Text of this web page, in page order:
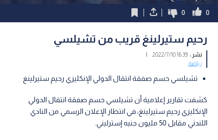
0
0
رحيم ستيرلينغ قريب من تشيلسي
نشر :16:39 2022/7/10
|
رياضة
تشيلسي حسم صفقة انتقال الدولي الإنكليزي رحيم ستيرلينغ
كشفت تقارير إعلامية أن تشيلسي حسم صفقة انتقال الدولي
الإنكليزي رحيم ستيرلينغ، في انتظار الإعلان الرسمي من النادي
اللندني مقابل 50 مليون جنيه إسترليني.